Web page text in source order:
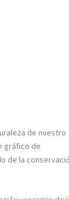
de nuestro
gráfico de
de la